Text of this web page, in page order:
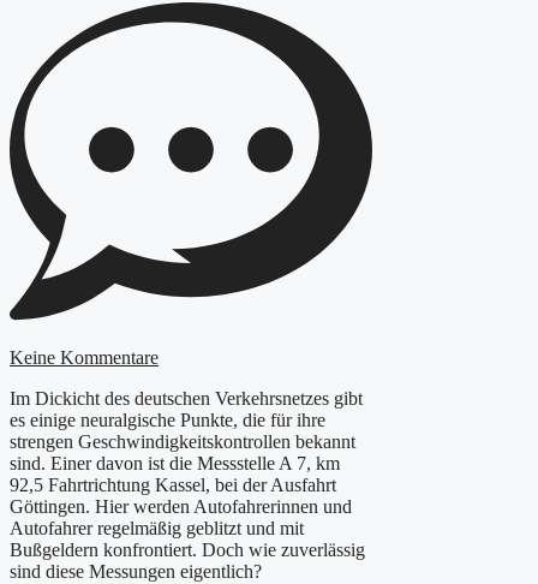
Keine Kommentare
Im Dickicht des deutschen Verkehrsnetzes gibt
es einige neuralgische Punkte, die für ihre
strengen Geschwindigkeitskontrollen bekannt
sind. Einer davon ist die Messstelle A 7, km
92,5 Fahrtrichtung Kassel, bei der Ausfahrt
Göttingen. Hier werden Autofahrerinnen und
Autofahrer regelmäßig geblitzt und mit
Bußgeldern konfrontiert. Doch wie zuverlässig
sind diese Messungen eigentlich?